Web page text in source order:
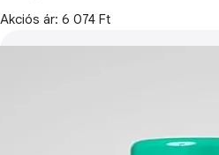
Akciós ár: 6 074 Ft